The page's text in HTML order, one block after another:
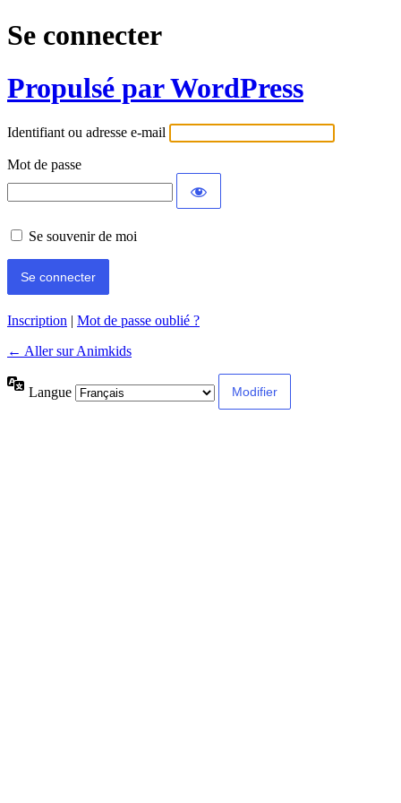
Se connecter
Propulsé par WordPress
Identifiant ou adresse e-mail
Mot de passe
Se souvenir de moi
Inscription | Mot de passe oublié ?
← Aller sur Animkids
Langue